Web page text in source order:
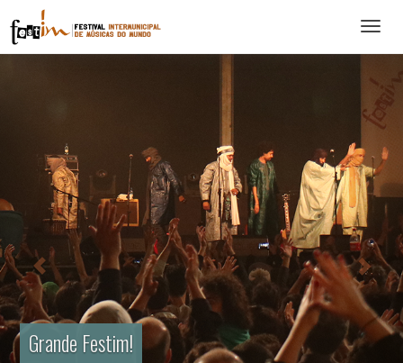
Abrir
Grande Festim!